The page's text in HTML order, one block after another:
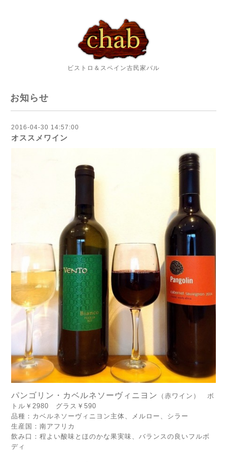
ビストロ＆スペイン古民家バル
お知らせ
2016-04-30 14:57:00
オススメワイン
パンゴリン・カベルネソーヴィニヨン
（赤ワイン） ボ
トル￥2980 グラス￥590
品種：カベルネソーヴィニヨン主体、メルロー、シラー
生産国：南アフリカ
飲み口：程よい酸味とほのかな果実味、バランスの良いフルボ
ディ